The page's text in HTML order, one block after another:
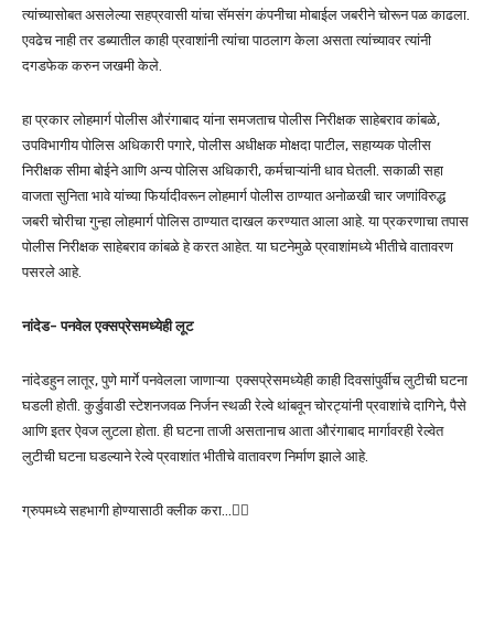
त्यांच्यासोबत असलेल्या सहप्रवासी यांचा सॅमसंग कंपनीचा मोबाईल जबरीने चोरून पळ काढला.
एवढेच नाही तर डब्यातील काही प्रवाशांनी त्यांचा पाठलाग केला असता त्यांच्यावर त्यांनी
दगडफेक करुन जखमी केले.
हा प्रकार लोहमार्ग पोलीस औरंगाबाद यांना समजताच पोलीस निरीक्षक साहेबराव कांबळे,
उपविभागीय पोलिस अधिकारी पगारे, पोलीस अधीक्षक मोक्षदा पाटील, सहाय्यक पोलीस
निरीक्षक सीमा बोईने आणि अन्य पोलिस अधिकारी, कर्मचाऱ्यांनी धाव घेतली. सकाळी सहा
वाजता सुनिता भावे यांच्या फिर्यादीवरून लोहमार्ग पोलीस ठाण्यात अनोळखी चार जणांविरुद्ध
जबरी चोरीचा गुन्हा लोहमार्ग पोलिस ठाण्यात दाखल करण्यात आला आहे. या प्रकरणाचा तपास
पोलीस निरीक्षक साहेबराव कांबळे हे करत आहेत. या घटनेमुळे प्रवाशांमध्ये भीतीचे वातावरण
पसरले आहे.
नांदेड- पनवेल एक्सप्रेसमध्येही लूट
नांदेडहुन लातूर, पुणे मार्गे पनवेलला जाणाऱ्या एक्सप्रेसमध्येही काही दिवसांपुर्वीच लुटीची घटना
घडली होती. कुर्डुवाडी स्टेशनजवळ निर्जन स्थळी रेल्वे थांबवून चोरट्यांनी प्रवाशांचे दागिने, पैसे
आणि इतर ऐवज लुटला होता. ही घटना ताजी असतानाच आता औरंगाबाद मार्गावरही रेल्वेत
लुटीची घटना घडल्याने रेल्वे प्रवाशांत भीतीचे वातावरण निर्माण झाले आहे.
ग्रुपमध्ये सहभागी होण्यासाठी क्लीक करा…👆🏻